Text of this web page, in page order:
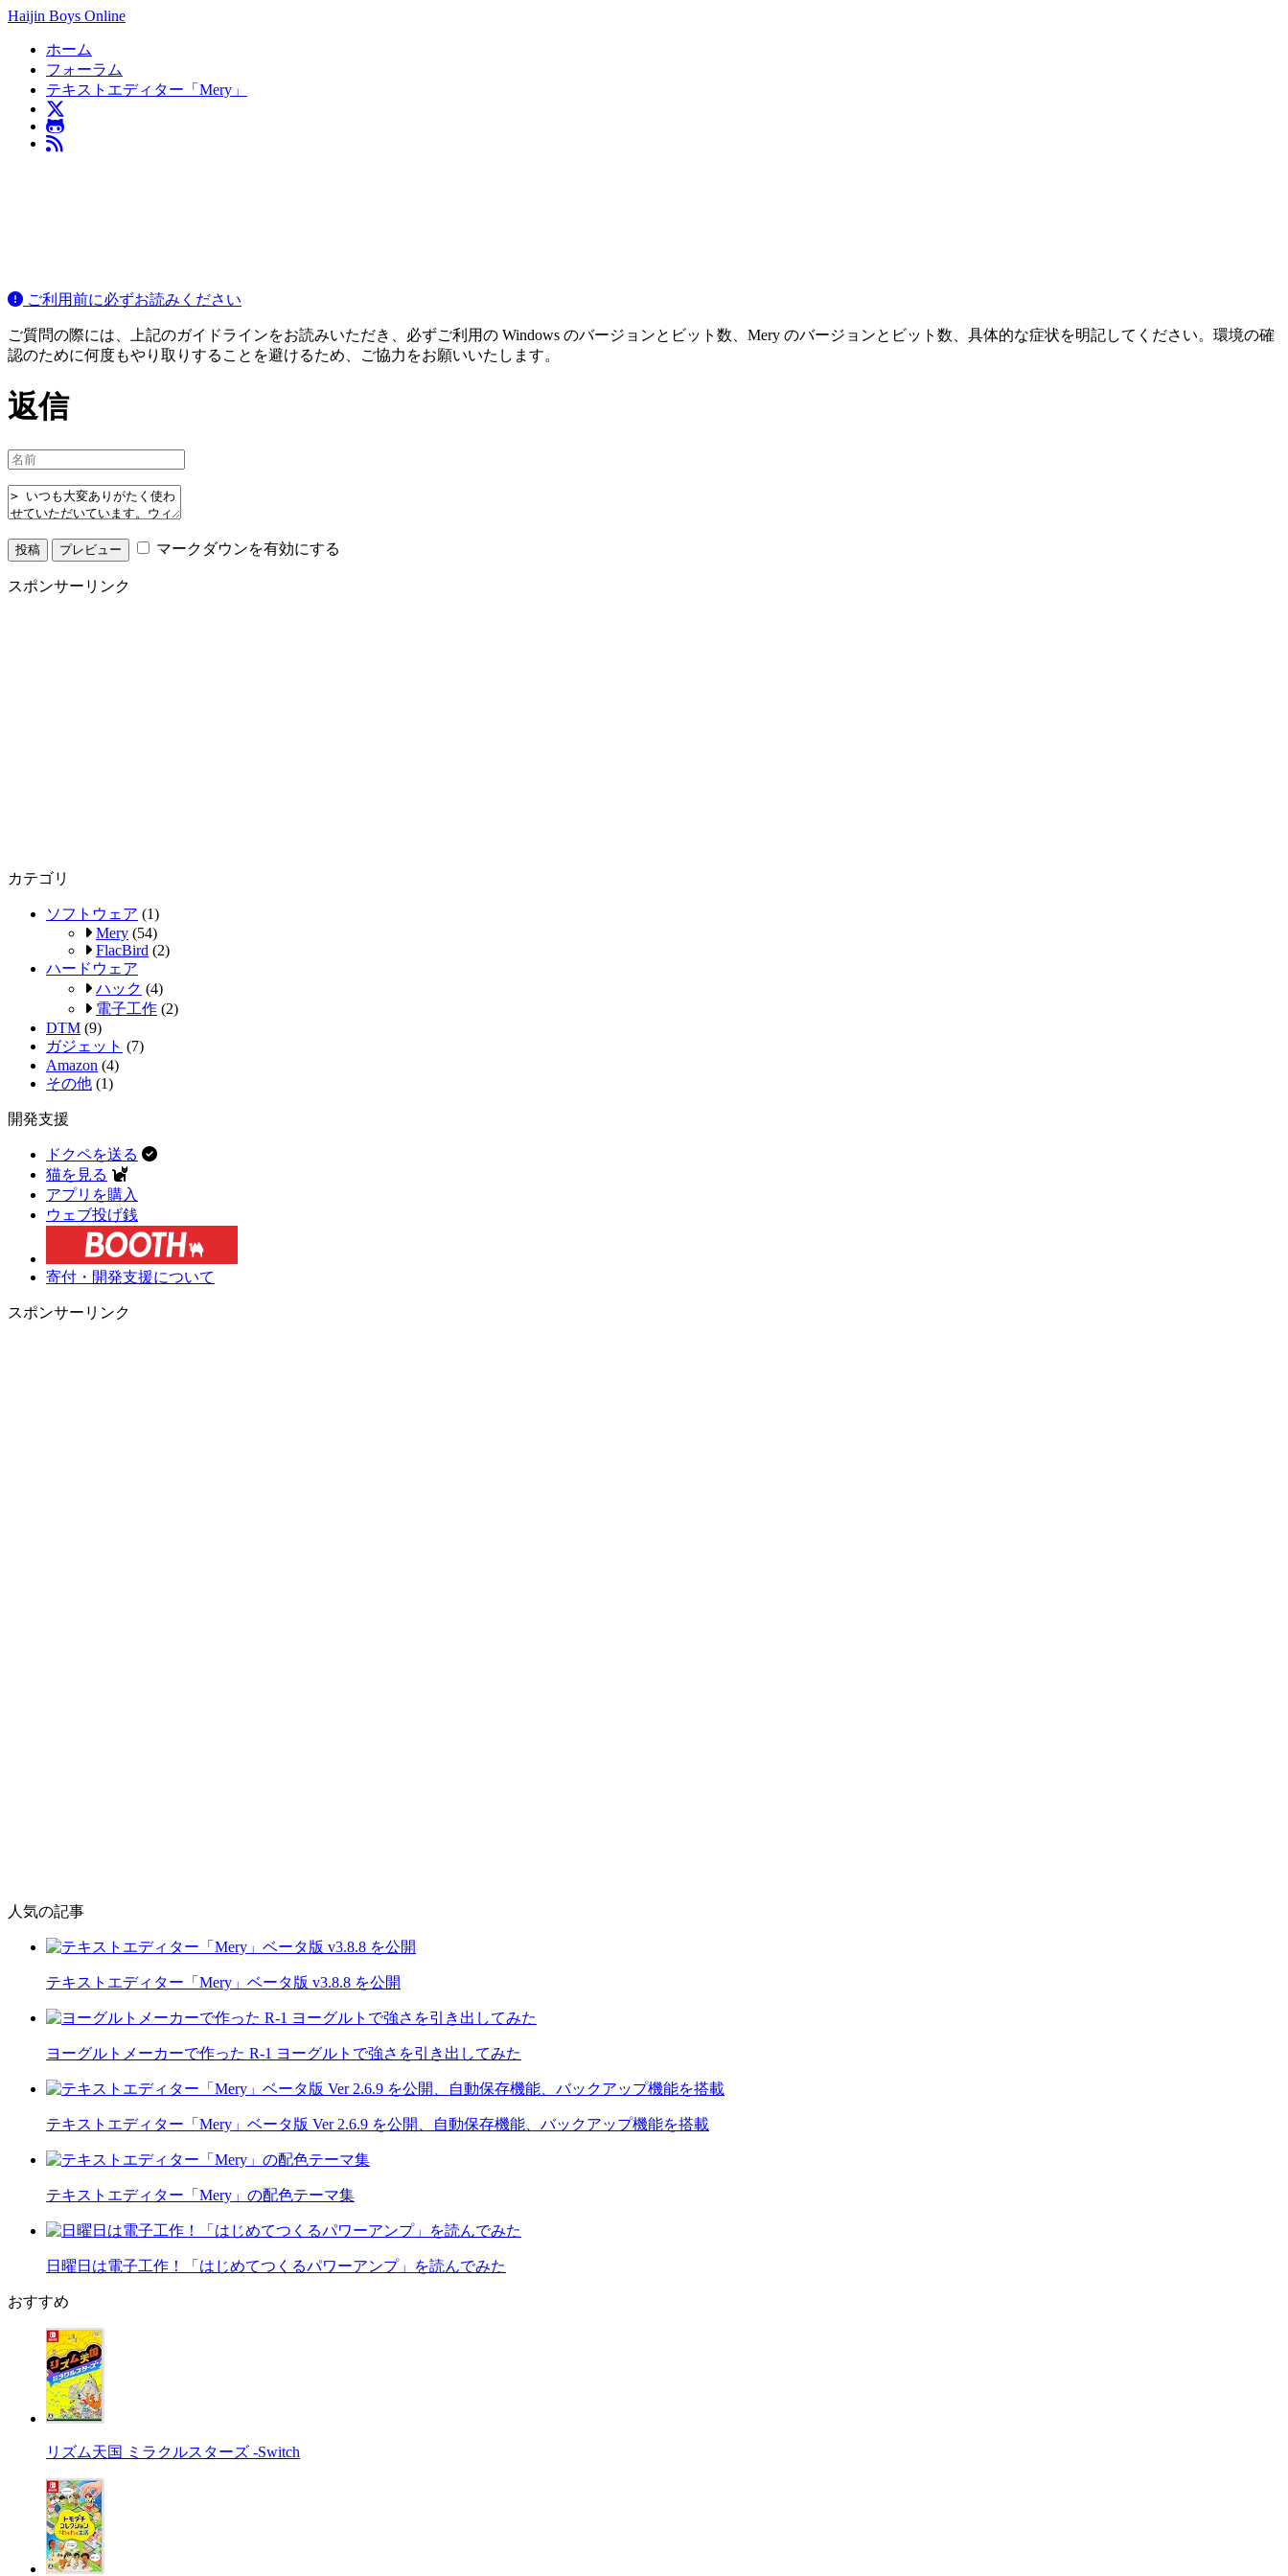
Haijin Boys Online
ホーム
フォーラム
テキストエディター「Mery」
ご利用前に必ずお読みください
ご質問の際には、上記のガイドラインをお読みいただき、必ずご利用の Windows のバージョンとビット数、Mery のバージョンとビット数、具体的な症状を明記してください。環境の確
認のために何度もやり取りすることを避けるため、ご協力をお願いいたします。
返信
マークダウンを有効にする
スポンサーリンク
カテゴリ
ソフトウェア (1)
Mery (54)
FlacBird (2)
ハードウェア
ハック (4)
電子工作 (2)
DTM (9)
ガジェット (7)
Amazon (4)
その他 (1)
開発支援
ドクペを送る
猫を見る
アプリを購入
ウェブ投げ銭
寄付・開発支援について
スポンサーリンク
人気の記事
テキストエディター「Mery」ベータ版 v3.8.8 を公開
ヨーグルトメーカーで作った R-1 ヨーグルトで強さを引き出してみた
テキストエディター「Mery」ベータ版 Ver 2.6.9 を公開、自動保存機能、バックアップ機能を搭載
テキストエディター「Mery」の配色テーマ集
日曜日は電子工作！「はじめてつくるパワーアンプ」を読んでみた
おすすめ
リズム天国 ミラクルスターズ -Switch